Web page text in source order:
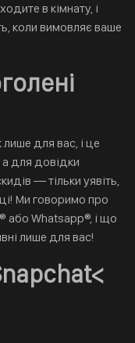
в кімнату, і
коли вимовляє ваше
для вас, і це
для довідки
— тільки уявіть,
Ми говоримо про
або Whatsapp®, і що
лише для вас!